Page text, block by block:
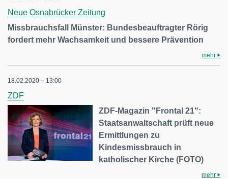
Neue Osnabrücker Zeitung
Missbrauchsfall Münster: Bundesbeauftragter Rörig
fordert mehr Wachsamkeit und bessere Prävention
mehr
18.02.2020 – 13:00
ZDF
ZDF-Magazin "Frontal 21":
Staatsanwaltschaft prüft neue
Ermittlungen zu
Kindesmissbrauch in
katholischer Kirche (FOTO)
mehr